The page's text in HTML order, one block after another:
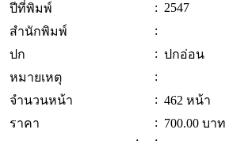
ปีที่พิมพ์
: 2547
สำนักพิมพ์
:
ปก
: ปกอ่อน
หมายเหตุ
:
จำนวนหน้า
: 462 หน้า
ราคา
: 700.00 บาท